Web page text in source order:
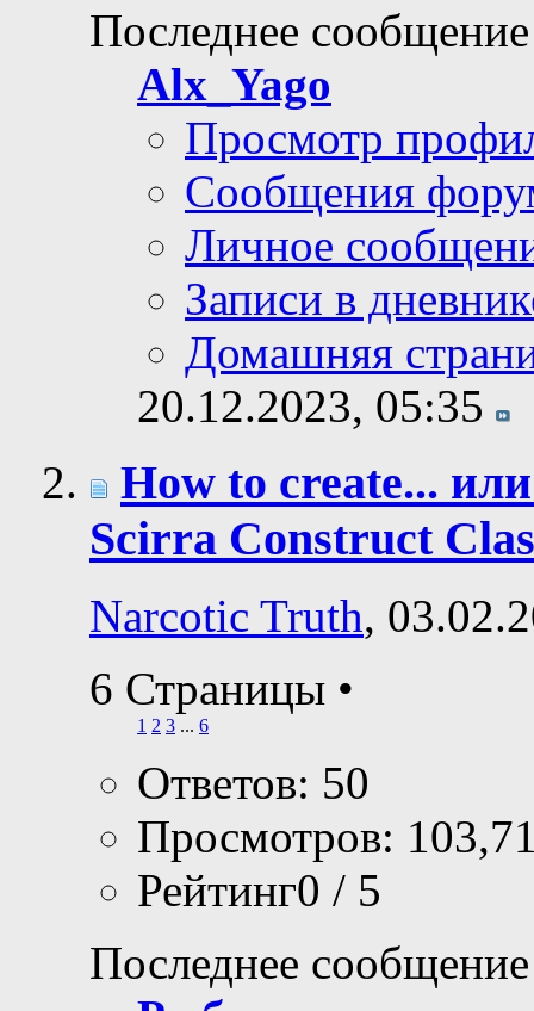
Последнее
Alx_Yago
Просмотр
Сообщения
Личное
Записи в
Домашняя
20.12.2023, 05:35
How to create...
Scirra Construct
Narcotic Truth,
6 Страницы •
1 2 3 ... 6
Ответов: 50
Просмотров:
Рейтинг0 / 5
Последнее